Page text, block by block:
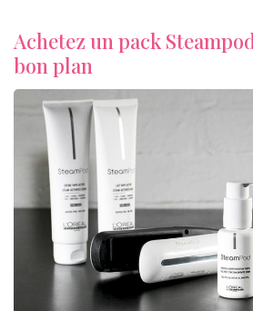
Achetez un pack
bon plan